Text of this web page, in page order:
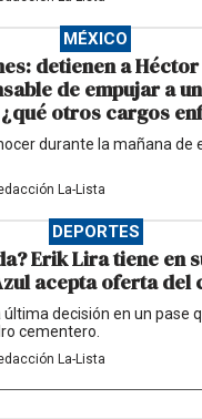
MÉXICO
detienen a Héctor
de empujar a
otros cargos
durante la mañana de
La-Lista
DEPORTES
Erik Lira tiene en
acepta oferta del
decisión en un pase
cementero.
La-Lista